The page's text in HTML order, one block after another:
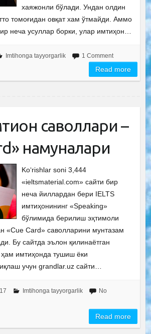
хаяжонли бўлади. Ундан олдин
томоғидан овқат хам ўтмайди. Аммо
неча усуллар борки, улар имтиҳон…
Imtihonga tayyorgarlik 1 Comment
Read more
саволлари –
намуналари
Ko‘rishlar soni 3,444
«ieltsmaterial.com» сайти бир
неча йиллардан бери IELTS
имтиҳонининг «Speaking»
бўлимида берилиш эҳтимоли
«Cue Card» саволларини мунтазам
Бу сайтда эълон қилинаётган
имтиҳонда тушиш ёки
учун grandlar.uz сайти…
Imtihonga tayyorgarlik
No
Read more